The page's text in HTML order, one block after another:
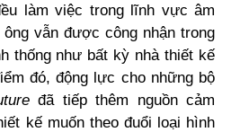
làm việc trong lĩnh vực âm
vẫn được công nhận trong
thống như bất kỳ nhà thiết kế
đó, động lực cho những bộ
đã tiếp thêm nguồn cảm
kế muốn theo đuổi loại hình